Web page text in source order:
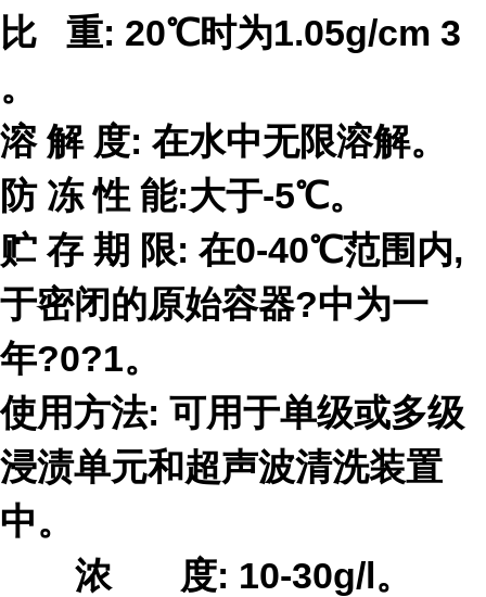
比 重: 20℃时为1.05g/cm 3
。
溶 解 度: 在水中无限溶解。
防 冻 性 能:大于-5℃。
贮 存 期 限: 在0-40℃范围内,
于密闭的原始容器?中为一
年?0?1。
使用方法: 可用于单级或多级
浸渍单元和超声波清洗装置
中。
浓 度: 10-30g/l。